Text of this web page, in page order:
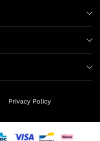
Privacy Policy